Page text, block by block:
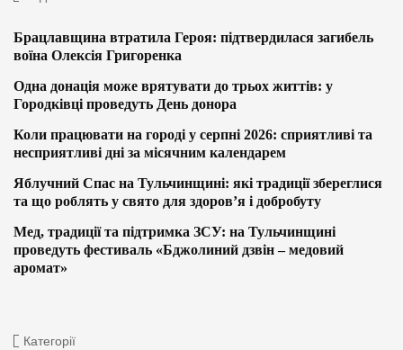
Брацлавщина втратила Героя: підтвердилася загибель
воїна Олексія Григоренка
Одна донація може врятувати до трьох життів: у
Городківці проведуть День донора
Коли працювати на городі у серпні 2026: сприятливі та
несприятливі дні за місячним календарем
Яблучний Спас на Тульчинщині: які традиції збереглися
та що роблять у свято для здоров’я і добробуту
Мед, традиції та підтримка ЗСУ: на Тульчинщині
проведуть фестиваль «Бджолиний дзвін – медовий
аромат»
Категорії